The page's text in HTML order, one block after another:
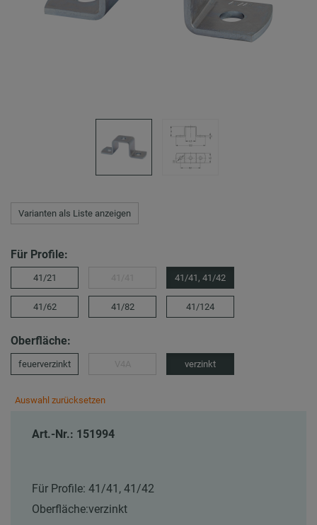
Varianten als Liste anzeigen
Für Profile:
41/21 41/41, 41/42
41/62 41/82 41/124
Oberfläche:
feuerverzinkt verzinkt
Auswahl zurücksetzen
Art.-Nr.: 151994
Für Profile: 41/41, 41/42
Oberfläche:verzinkt